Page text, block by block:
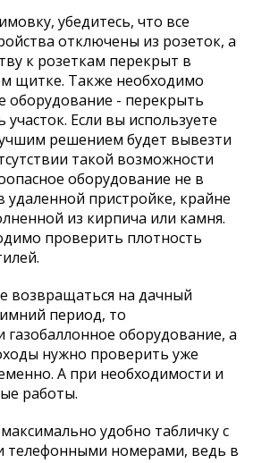
убедитесь, что все
отключены из розеток, а
к розеткам перекрыт в
щитке. Также необходимо
оборудование - перекрыть
участок. Если вы используете
решением будет вывезти
такой возможности
оборудование не в
пристройке, крайне
из кирпича или камня.
проверить плотность
возвращаться на дачный
период, то
газобаллонное оборудование, а
нужно проверить уже
А при необходимости и
работы.
удобно табличку с
телефонными номерами, ведь в